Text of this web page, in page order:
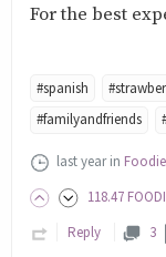
For the best
#spanish
#familyandfriends
last year in
118.47
Reply
3